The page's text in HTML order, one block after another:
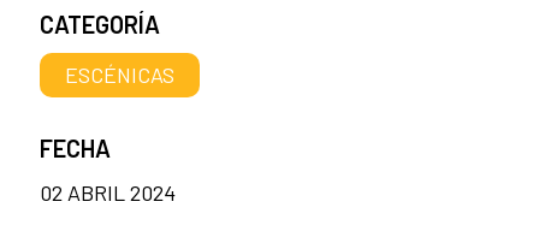
CATEGORÍA
ESCÉNICAS
FECHA
02 ABRIL 2024